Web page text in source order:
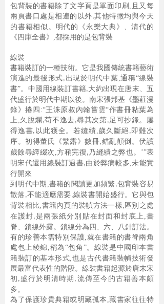
包背裝的書籍除了文字頁是單面印刷 , 且又每
兩頁書口處是相連的以外,其他特徵均與今天
的書籍相似。明代的《永樂大典》、清代的
《四庫全書》 ,都採用的是包背裝
線裝
書籍裝訂的一種技術。它是我國傳統書籍藝術
演進的最後形式, 出現於明代中葉 ,通稱“線裝
書”。中國用線裝訂書籍,大約出現在唐末、五
代盛行於明代中期以後。南宋張邦基《墨莊漫
錄》捲四 :“王洙原叔內翰嘗雲“作書冊粘葉為
上 ,久脫爛 ,苟不逸去,尋其次第,足可抄錄。屢
得逸書, 以此獲全。若縫績,歲久斷絕,即難次
序。初得董氏《繁露》數冊,錯亂顛倒。伏讀
歲餘尋繹綴次 ,方稍完復, 乃縫繢之弊也。’”表
明宋代還用線裝訂過書,由於弊病較多,未能實
行開來
到明代中期 ,書籍的閱讀更加頻繁 ,包背裝容易
散落 ,不能適應需要,線裝書開始盛行。它與包
背裝相比,書籍內頁的裝幀方法一樣, 區別之處
在護封,是 兩張紙分別貼在封面和封底上,書
脊、鎖線外露。鎖線分為四、六、八針訂法。
有的珍善本需特別保護,就在書籍的書脊兩角
處包上綾錦,稱為“包角”。線裝是中國印本書
籍裝訂的基本形式,也是古代書籍裝幀技術發
展最富代表性的階段。線裝書籍起源於唐末宋
初 ,盛行於明清時期 , 流傳至今的古籍善本頗
多。
為了保護珍貴典籍或明藏孤本 ,藏書家往往特